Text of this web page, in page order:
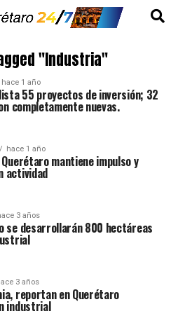
"Industria"
hace 1 año
55 proyectos de inversión; 32
completamente nuevas.
hace 1 año
mantiene impulso y
actividad
3 años
se desarrollarán 800 hectáreas
3 años
reportan en Querétaro
industrial